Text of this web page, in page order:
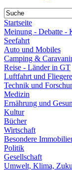
Startseite
Meinung - Debatte -
Seefahrt
Auto und Mobiles
Camping &
Reise - Länder in GT
Luftfahrt und
Technik und
Medizin
Ernährung und
Kultur
Bücher
Wirtschaft
Besondere
Politik
Gesellschaft
Umwelt, Klima,